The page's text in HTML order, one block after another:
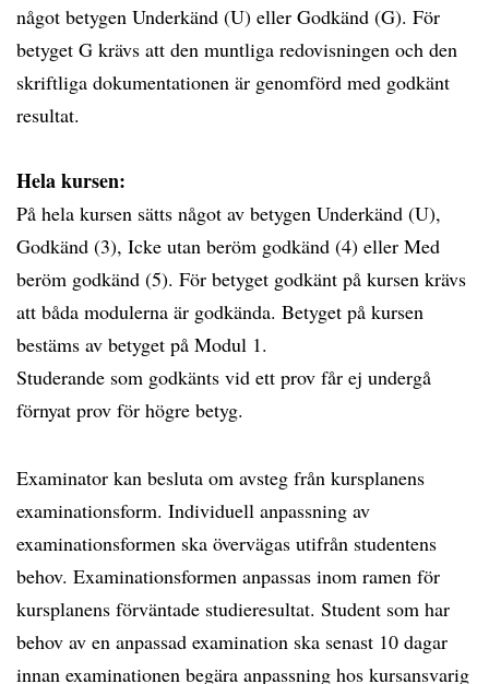
något betygen Underkänd (U) eller Godkänd (G). För
betyget G krävs att den muntliga redovisningen och den
skriftliga dokumentationen är genomförd med godkänt
resultat.
Hela kursen:
På hela kursen sätts något av betygen Underkänd (U),
Godkänd (3), Icke utan beröm godkänd (4) eller Med
beröm godkänd (5). För betyget godkänt på kursen krävs
att båda modulerna är godkända. Betyget på kursen
bestäms av betyget på Modul 1.
Studerande som godkänts vid ett prov får ej undergå
förnyat prov för högre betyg.
Examinator kan besluta om avsteg från kursplanens
examinationsform. Individuell anpassning av
examinationsformen ska övervägas utifrån studentens
behov. Examinationsformen anpassas inom ramen för
kursplanens förväntade studieresultat. Student som har
behov av en anpassad examination ska senast 10 dagar
innan examinationen begära anpassning hos kursansvarig